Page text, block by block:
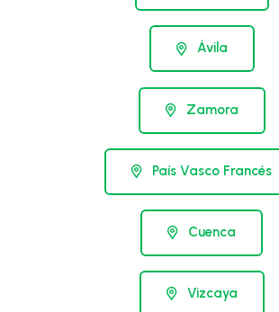
Ávila
Zamora
País Vasco Francés
Cuenca
Vizcaya